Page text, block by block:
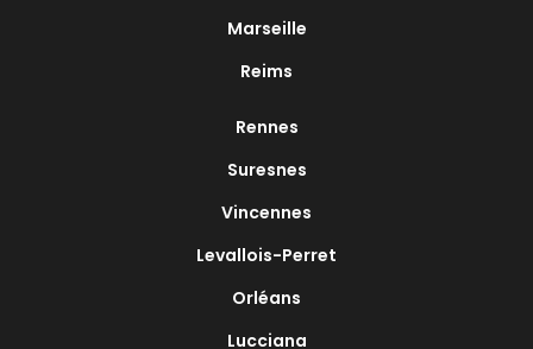
Marseille
Reims
Rennes
Suresnes
Vincennes
Levallois-Perret
Orléans
Lucciana